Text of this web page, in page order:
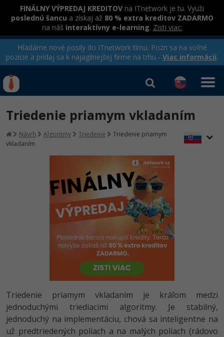
FINÁLNY VÝPREDAJ KREDITOV na ITnetwork je tu. Využi
poslednú šancu a získaj až 80 % extra kreditov ZADARMO
na náš interaktívny e-learning. Zisti viac:
Hľadáme nové posily do ITnetwork tímu. Pozri sa na voľné
pozície a pridaj sa k najagilnejšej firme na trhu - Viac informácií.
Rekvalifikačné kurzy
hradené úradom práce
Java -80%
C# .NET -80%
Python -80%
-80%
C++ -80%
Swift -80%
Prihlásiť sa | Registrovať
Triedenie priamym vkladaním
Návrh Algoritmy Triedenie
Triedenie priamym
vkladaním
Triedenie priamym vkladaním je kráľom medzi
jednoduchými triediacimi algoritmy. Je stabilný,
jednoduchý na implementáciu, chová sa inteligentne na
už predtriedených poliach a na malých poliach (rádovo